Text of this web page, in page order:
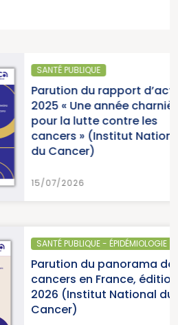
SANTÉ PUBLIQUE
Parution du rapport d’activité
2025 « Une année charnière
pour la lutte contre les
cancers » (Institut National
du Cancer)
15/07/2026
SANTÉ PUBLIQUE - ÉPIDÉMIOLOGIE
Parution du panorama des
cancers en France, édition
2026 (Institut National du
Cancer)